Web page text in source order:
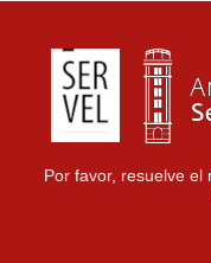
Por favor, resuelve